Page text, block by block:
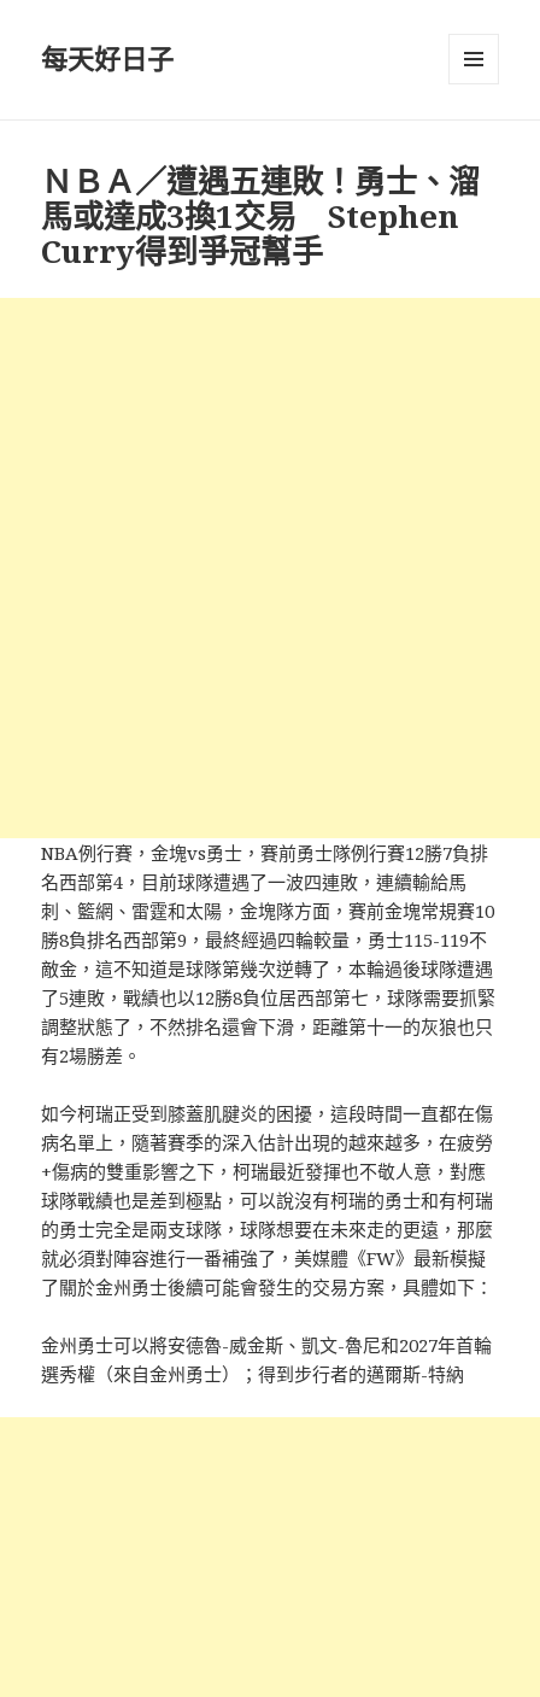
每天好日子
ＮＢＡ／遭遇五連敗！勇士、溜
馬或達成3換1交易 Stephen
Curry得到爭冠幫手
NBA例行賽，金塊vs勇士，賽前勇士隊例行賽12勝7負排
名西部第4，目前球隊遭遇了一波四連敗，連續輸給馬
刺、籃網、雷霆和太陽，金塊隊方面，賽前金塊常規賽10
勝8負排名西部第9，最終經過四輪較量，勇士115-119不
敵金，這不知道是球隊第幾次逆轉了，本輪過後球隊遭遇
了5連敗，戰績也以12勝8負位居西部第七，球隊需要抓緊
調整狀態了，不然排名還會下滑，距離第十一的灰狼也只
有2場勝差。
如今柯瑞正受到膝蓋肌腱炎的困擾，這段時間一直都在傷
病名單上，隨著賽季的深入估計出現的越來越多，在疲勞
+傷病的雙重影響之下，柯瑞最近發揮也不敬人意，對應
球隊戰績也是差到極點，可以說沒有柯瑞的勇士和有柯瑞
的勇士完全是兩支球隊，球隊想要在未來走的更遠，那麼
就必須對陣容進行一番補強了，美媒體《FW》最新模擬
了關於金州勇士後續可能會發生的交易方案，具體如下：
金州勇士可以將安德魯-威金斯、凱文-魯尼和2027年首輪
選秀權（來自金州勇士）；得到步行者的邁爾斯-特納